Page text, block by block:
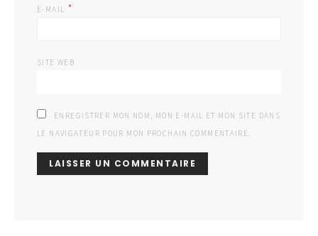
E-MAIL *
SITE WEB
ENREGISTRER MON NOM, MON E-MAIL ET MON SITE DANS
LE NAVIGATEUR POUR MON PROCHAIN COMMENTAIRE.